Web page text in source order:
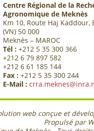
Centre Régional de la
Agronomique de Meknès
Km 10, Route Haj Kaddour,
(VN) 50 000
Meknès – MAROC
Tél : +212 5 35 300 366
+212 6 79 897 582
+212 6 61 185 144
Fax : +212 5 35 300 244
E-Mail :
web conçue et
Propulsé par